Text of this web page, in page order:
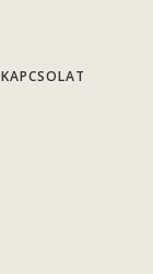
KAPCSOLAT